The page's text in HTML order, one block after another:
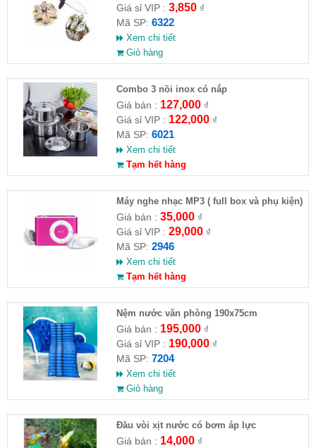
Giá sỉ VIP : 3,850₫
Mã SP: 6322
Xem chi tiết
Giỏ hàng
Combo 3 nồi inox có nắp
Giá bán : 127,000₫
Giá sỉ VIP : 122,000₫
Mã SP: 6021
Xem chi tiết
Tạm hết hàng
Máy nghe nhạc MP3 ( full box và phụ kiện)
Giá bán : 35,000₫
Giá sỉ VIP : 29,000₫
Mã SP: 2946
Xem chi tiết
Tạm hết hàng
Nệm nước văn phòng 190x75cm
Giá bán : 195,000₫
Giá sỉ VIP : 190,000₫
Mã SP: 7204
Xem chi tiết
Giỏ hàng
Đầu vòi xịt nước có bơm áp lực
Giá bán : 14,000₫